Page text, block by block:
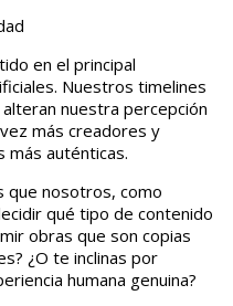
en el principal
Nuestros timelines
nuestra percepción
más creadores y
más auténticas.
que nosotros, como
qué tipo de contenido
obras que son copias
¿O te inclinas por
humana genuina?